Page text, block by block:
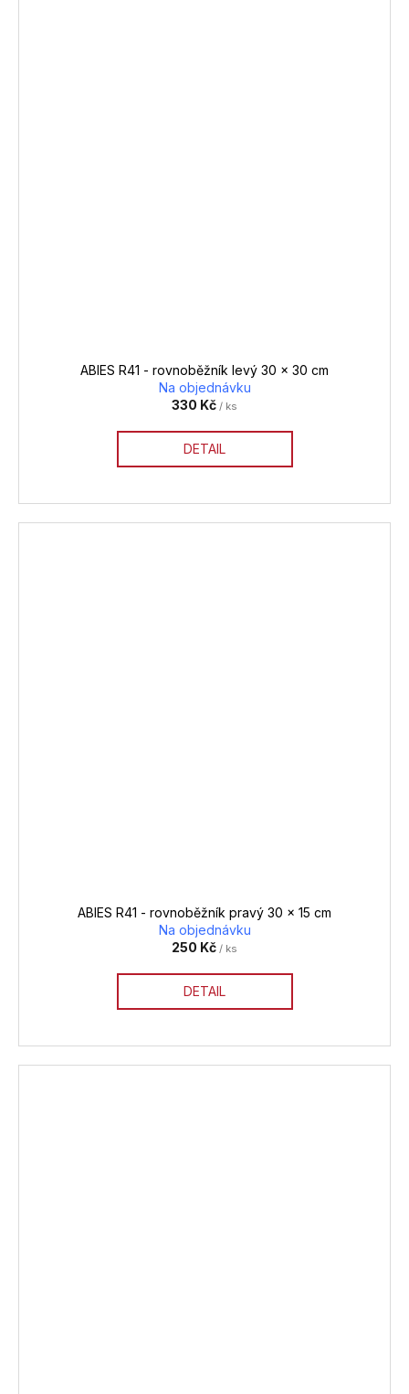
ABIES R41 - rovnoběžník levý 30 x 30 cm
Na objednávku
330 Kč / ks
DETAIL
ABIES R41 - rovnoběžník pravý 30 x 15 cm
Na objednávku
250 Kč / ks
DETAIL